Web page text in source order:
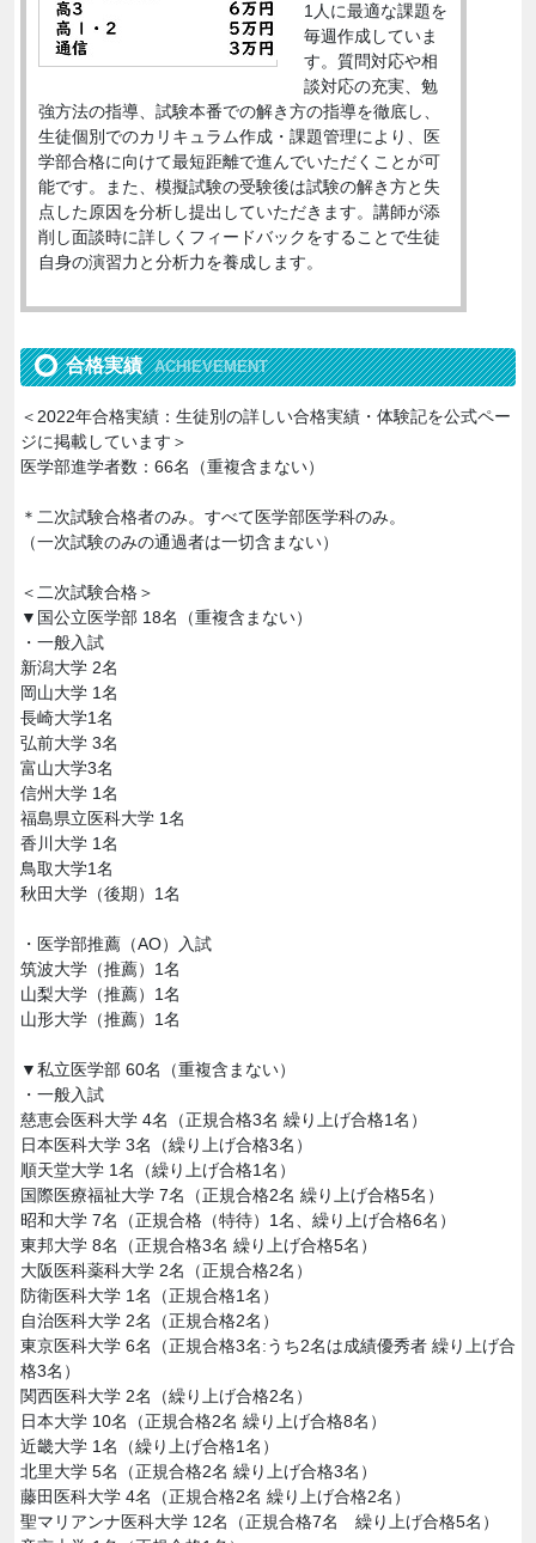
1人に最適な課題を
毎週作成していま
す。質問対応や相
談対応の充実、勉
強方法の指導、試験本番での解き方の指導を徹底し、
生徒個別でのカリキュラム作成・課題管理により、医
学部合格に向けて最短距離で進んでいただくことが可
能です。また、模擬試験の受験後は試験の解き方と失
点した原因を分析し提出していただきます。講師が添
削し面談時に詳しくフィードバックをすることで生徒
自身の演習力と分析力を養成します。
合格実績 ACHIEVEMENT
＜2022年合格実績：生徒別の詳しい合格実績・体験記を公式ペー
ジに掲載しています＞
医学部進学者数：66名（重複含まない）
＊二次試験合格者のみ。すべて医学部医学科のみ。
（一次試験のみの通過者は一切含まない）
＜二次試験合格＞
▼国公立医学部 18名（重複含まない）
・一般入試
新潟大学 2名
岡山大学 1名
長崎大学1名
弘前大学 3名
富山大学3名
信州大学 1名
福島県立医科大学 1名
香川大学 1名
鳥取大学1名
秋田大学（後期）1名
・医学部推薦（AO）入試
筑波大学（推薦）1名
山梨大学（推薦）1名
山形大学（推薦）1名
▼私立医学部 60名（重複含まない）
・一般入試
慈恵会医科大学 4名（正規合格3名 繰り上げ合格1名）
日本医科大学 3名（繰り上げ合格3名）
順天堂大学 1名（繰り上げ合格1名）
国際医療福祉大学 7名（正規合格2名 繰り上げ合格5名）
昭和大学 7名（正規合格（特待）1名、繰り上げ合格6名）
東邦大学 8名（正規合格3名 繰り上げ合格5名）
大阪医科薬科大学 2名（正規合格2名）
防衛医科大学 1名（正規合格1名）
自治医科大学 2名（正規合格2名）
東京医科大学 6名（正規合格3名:うち2名は成績優秀者 繰り上げ合
格3名）
関西医科大学 2名（繰り上げ合格2名）
日本大学 10名（正規合格2名 繰り上げ合格8名）
近畿大学 1名（繰り上げ合格1名）
北里大学 5名（正規合格2名 繰り上げ合格3名）
藤田医科大学 4名（正規合格2名 繰り上げ合格2名）
聖マリアンナ医科大学 12名（正規合格7名 繰り上げ合格5名）